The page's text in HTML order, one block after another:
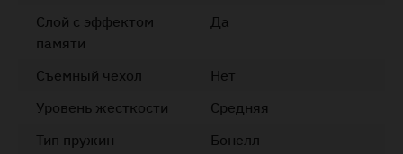
Слой с эффектом
памяти
Да
Съемный чехол
Нет
Уровень жесткости
Средняя
Тип пружин
Бонелл